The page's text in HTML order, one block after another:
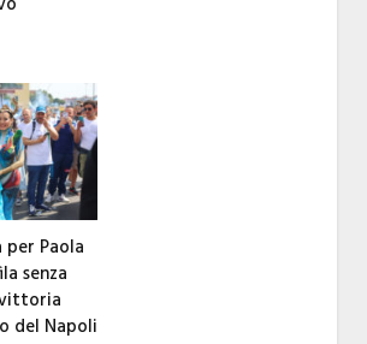
Paola
senza
del Napoli